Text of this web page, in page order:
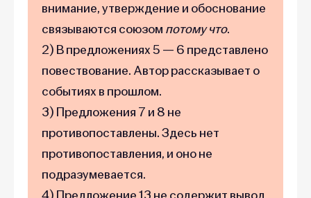
внимание, утверждение и обоснование
связываются союзом потому что.
2) В предложениях 5 — 6 представлено
повествование. Автор рассказывает о
событиях в прошлом.
3) Предложения 7 и 8 не
противопоставлены. Здесь нет
противопоставления, и оно не
подразумевается.
4) Предложение 13 не содержит вывод